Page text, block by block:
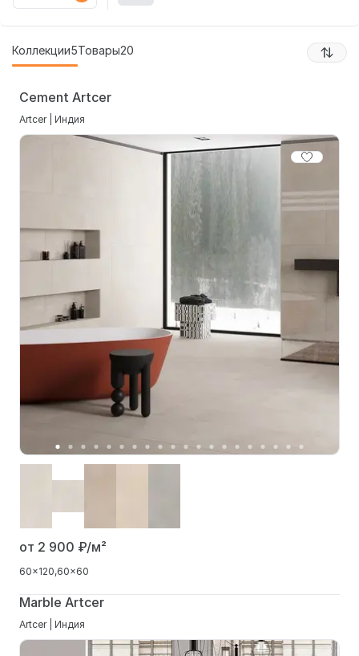
Коллекции5Товары20
Cement Artcer
Artcer | Индия
от 2 900 ₽/м²
60x120 60x60
Marble Artcer
Artcer | Индия